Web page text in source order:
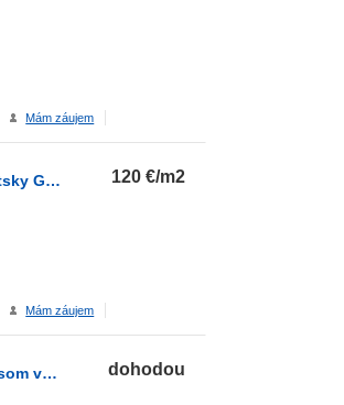
Mám záujem
Investičný pozemok 746 m² – Chorvátsky Grob, časť Čierna Voda - Suché miesto 2. 120 €/m2
Mám záujem
Jedinečný pozemok s domom pod lesom vo Svätom Jure – Neštich dohodou